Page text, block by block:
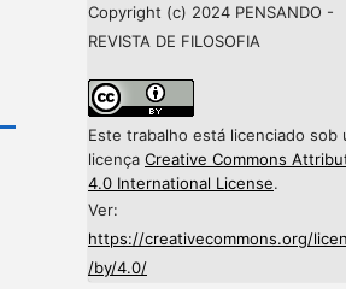
Copyright (c) 2024 PENSANDO -
REVISTA DE FILOSOFIA
Este trabalho está licenciado sob
licença Creative Commons
4.0 International License.
Ver:
https://creativecommons.org/
/by/4.0/